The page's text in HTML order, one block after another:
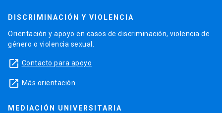
DISCRIMINACIÓN Y VIOLENCIA
Orientación y apoyo en casos de discriminación, violencia de
género o violencia sexual.
launch Contacto para apoyo
launch Más orientación
MEDIACIÓN UNIVERSITARIA